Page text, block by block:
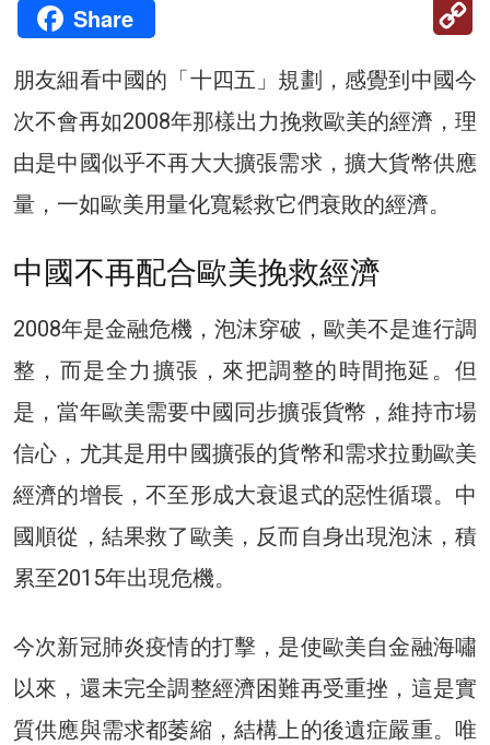
Share
朋友細看中國的「十四五」規劃，感覺到中國今
次不會再如2008年那樣出力挽救歐美的經濟，理
由是中國似乎不再大大擴張需求，擴大貨幣供應
量，一如歐美用量化寬鬆救它們衰敗的經濟。
中國不再配合歐美挽救經濟
2008年是金融危機，泡沫穿破，歐美不是進行調
整，而是全力擴張，來把調整的時間拖延。但
是，當年歐美需要中國同步擴張貨幣，維持市場
信心，尤其是用中國擴張的貨幣和需求拉動歐美
經濟的增長，不至形成大衰退式的惡性循環。中
國順從，結果救了歐美，反而自身出現泡沫，積
累至2015年出現危機。
今次新冠肺炎疫情的打擊，是使歐美自金融海嘯
以來，還未完全調整經濟困難再受重挫，這是實
質供應與需求都萎縮，結構上的後遺症嚴重。唯